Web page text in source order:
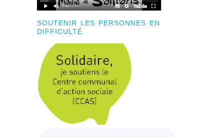
SOUTENIR LES PERSONNES EN
DIFFICULTÉ